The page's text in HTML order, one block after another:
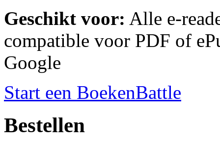
Geschikt voor: Alle e-
compatible voor PDF of
Google
Start een BoekenBattle
Bestellen